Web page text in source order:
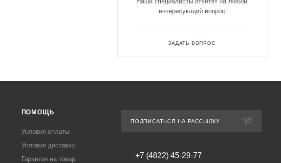
интересующий вопрос
ЗАДАТЬ ВОПРОС
ПОМОЩЬ
Условия оплаты
Условия доставки
Гарантия на товар
ПОДПИСАТЬСЯ НА РАССЫЛКУ
+7 (4822) 45-29-77